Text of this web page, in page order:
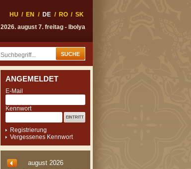
HU / EN / DE / RO / SK
2026. august 7. freitag - Ibolya
ANGEMELDET
E-Mail
Kennwort
Registrierung
Vergessenes Kennwort
august 2026